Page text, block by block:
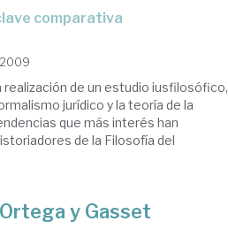
comparativa
de un estudio iusfilosófico,
jurídico y la teoría de la
que más interés han
de la Filosofía del
y Gasset